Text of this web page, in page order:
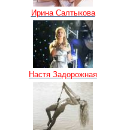
Ирина Салтыкова
Настя Задорожная